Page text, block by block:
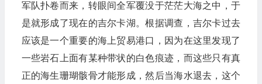
军队扑卷而来，转眼间全军覆没于茫茫大海之中，于
是就形成了现在的吉尔卡湖。根据调查，吉尔卡过去
应该是一个重要的海上贸易港口，因为在这里发现了
一些岩石上面有某种带状的白色痕迹，而这些只有真
正的海生珊瑚骸骨才能形成，然后当海水退去，这个